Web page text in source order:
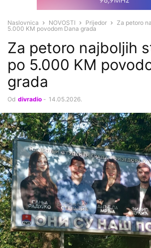
Naslovnica NOVOSTI Prijedor
Za petoro
5.000 KM povodom Dana grada
Za petoro najboljih
po 5.000 KM
grada
Od divradio - 14.05.2026.